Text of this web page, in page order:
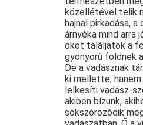
közellétével telik
hajnal pirkadása, a
árnyéka mind arra
okot találjatok a
gyönyörű földnek
De a vadásznak
ki mellette,
lelkesíti vadász-
akiben bízunk,
sokszorozódik